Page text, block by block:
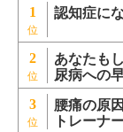
1 認知症に
2 あなたも
尿病への
3 腰痛の原
トレーナ